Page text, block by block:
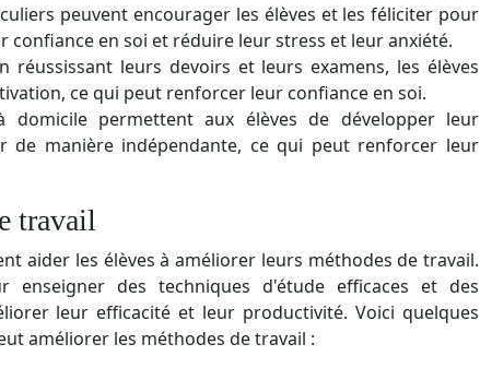
peuvent encourager les élèves et les féliciter pour
en soi et réduire leur stress et leur anxiété.
réussissant leurs devoirs et leurs examens, les élèves
ce qui peut renforcer leur confiance en soi.
permettent aux élèves de développer leur
de manière indépendante, ce qui peut renforcer leur
travail
aider les élèves à améliorer leurs méthodes de travail.
enseigner des techniques d'étude efficaces et des
leur efficacité et leur productivité. Voici quelques
améliorer les méthodes de travail :